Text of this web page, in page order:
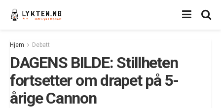
Hjem Debatt
DAGENS BILDE: Stillheten
fortsetter om drapet på 5-
årige Cannon